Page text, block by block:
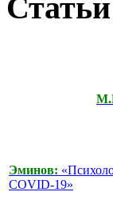
Статьи
Эминов:
COVID-19»